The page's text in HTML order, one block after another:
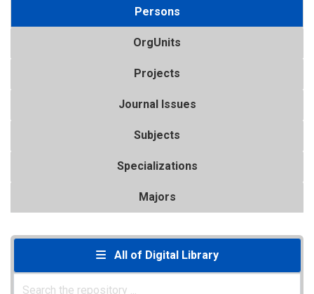
Persons
OrgUnits
Projects
Journal Issues
Subjects
Specializations
Majors
All of Digital Library